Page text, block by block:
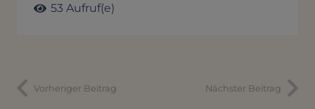
53 Aufruf(e)
Vorheriger Beitrag Nächster Beitrag